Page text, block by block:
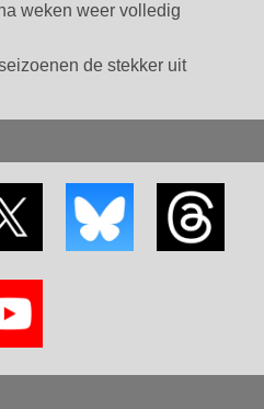
weken weer volledig
de stekker uit